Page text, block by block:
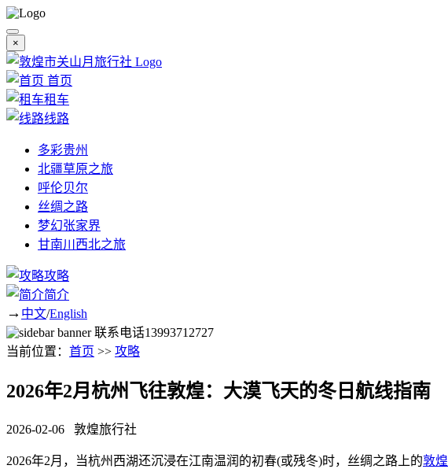
×
首页
租车
线路
多彩贵州
北疆草原之旅
呼伦贝尔
丝绸之路
梦幻张家界
甘南川西北之旅
攻略
简介
→ 中文/English
联系电话13993712727
当前位置： 首页 >> 攻略
2026年2月杭州飞往敦煌：大漠飞天的冬日航线指南
2026-02-06 敦煌旅行社
2026年2月，当杭州西湖还沉浸在江南温润的初春(或残冬)时，丝绸之路上的敦煌